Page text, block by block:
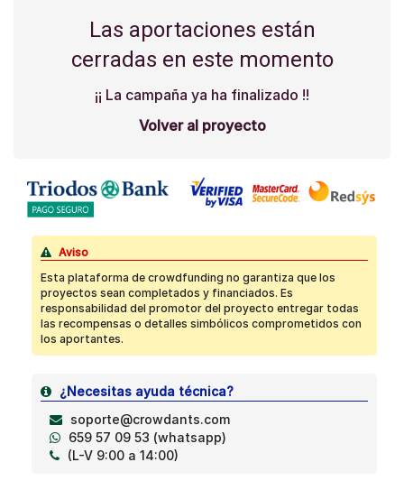
Las aportaciones están
cerradas en este momento
¡¡ La campaña ya ha finalizado !!
Volver al proyecto
Aviso
Esta plataforma de crowdfunding no garantiza que los
proyectos sean completados y financiados. Es
responsabilidad del promotor del proyecto entregar todas
las recompensas o detalles simbólicos comprometidos con
los aportantes.
¿Necesitas ayuda técnica?
soporte@crowdants.com
659 57 09 53 (whatsapp)
(L-V 9:00 a 14:00)